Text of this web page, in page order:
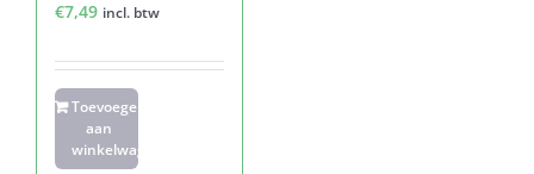
€7,49 incl. btw
Toevoegen
aan
winkelwagen